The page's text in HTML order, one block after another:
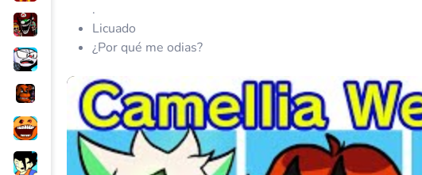
.
Licuado
¿Por qué me odias?